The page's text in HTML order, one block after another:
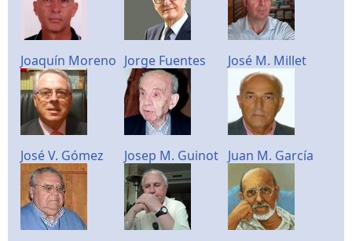
Joaquín Moreno Jorge Fuentes José M. Millet
José V. Gómez Josep M. Guinot Juan M. García